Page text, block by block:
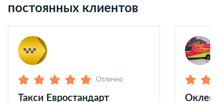
постоянных клиентов
Отлично
Такси Евростандарт